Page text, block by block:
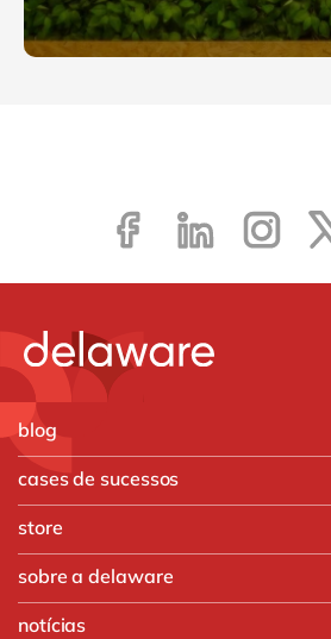
blog
cases de sucessos
store
sobre a delaware
notícias